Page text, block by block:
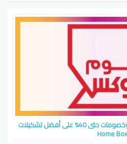
كود خصم هوم بوكس 10% وخصومات حتى 40% على أفضل تشكيلات